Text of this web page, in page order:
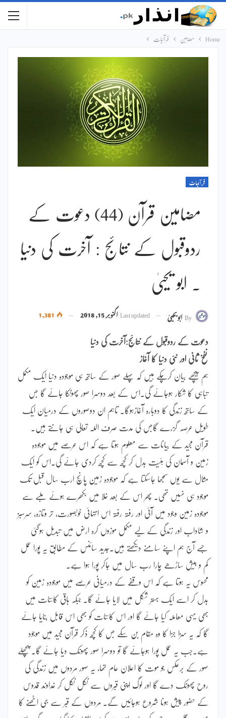
Home مضامین قرآنیات
قرآنیات
مضامین قرآن (44) دعوت کے
ردوقبول کے نتائج : آخرت کی دنیا
۔ ابو یحییٰ
Byابویحییٰ Last updatedاکتوبر 15, 2018
دعوت کے ردوقبول کے نتائج:آخرت کی دنیا
نفخ ثانی اور نئی دنیا کا آغاز
ہم پیچھے بیان کرچکے ہیں کہ پہلے صور کے ساتھ ہی موجودہ دنیا ایک مکمل
تباہی کا شکار ہوجائے گی۔اس کے بعد دوسرا صور پھونکا جائے گا جس
کے ساتھ زندگی کا دوبارہ آغازہوگا۔ تاہم ان دوصوروں کے درمیان ایک
طویل عرصہ گزرے گاجس کی مدت صرف اللہ تعالیٰ ہی جانتے ہیں۔
قرآن مجید کے بیانات سے معلوم ہوتا ہے کہ اس عرصے میں موجودہ
زمین و آسمان کی ہئیت بدل کر کچھ سے کچھ کردی جائے گی۔اس کو ایک
مثال سے یوں سمجھا جاسکتا ہے کہ موجودہ زمین پانچ ارب سال قبل تک
موجود ہی نہیں تھی۔ پھر اس کے بعد خلا میں بکھرے ہوئے ملبے سے
موجودہ زمین وجود میں آئی اور رفتہ رفتہ اس انتہائی خوبصورت، تر وتازہ، سرسبز
و شاداب اور زندگی کے لیے مکمل موزوں کرہ ارض میں تبدیل ہوگئی
جسے آج ہم اپنے سامنے دیکھتے ہیں۔جدید سائنس کے مطابق یہ پورا عمل
کم و بیش ساڑھے چارا رب سال میں جاکر پورا ہوا ہے۔
محسوس یہ ہوتا ہے کہ اس وقفے کے درمیانی عرصے میں موجودہ زمین کو
بدل کر اسے ایک بہتر شکل میں لایا جائے گا۔ جبکہ باقی کائنات میں
بھی یہی معاملہ کیا جائے گا اور اس کائنات کو بھی اس قابل بنایا جائے
گا کہ یہ سزا جزا کا وہ مقام بن سکے جس کا کچھ ذکر قرآن مجید میں موجود
ہے۔جب یہ عمل پورا ہوجائے گا تو دوسرا صور پھونک دیا جائے گا۔ پچھلے
صور کے برعکس جو موت کا اعلان عام تھا، یہ صور مردوں میں زندگی کی
روح پھونک دے گا اور لوگ اپنی قبروں سے نکل نکل کر خداوند قدوس
کے حضور پیش ہونا شروع ہوجائیں گے۔ مردوں کے قبر سے جی اٹھنے کا